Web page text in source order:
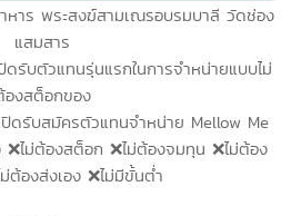
หาร พระสงฆ์สามเณรอบรมบาลี วัดช่อง
แสมสาร
รับตัวแทนรุ่นแรกในการจำหน่ายแบบไม่
องสต็อกของ
ดรับสมัครตัวแทนจำหน่าย Mellow Me
ไม่ต้องสต็อก ❌ไม่ต้องจมทุน ❌ไม่ต้อง
ต้องส่งเอง ❌ไม่มีขั้นต่ำ